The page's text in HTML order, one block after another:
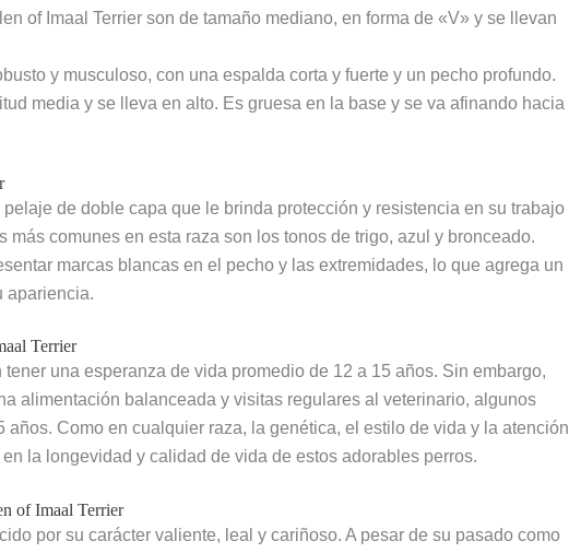
of Imaal Terrier son de tamaño mediano, en forma de «V» y se llevan
y musculoso, con una espalda corta y fuerte y un pecho profundo.
media y se lleva en alto. Es gruesa en la base y se va afinando hacia
pelaje de doble capa que le brinda protección y resistencia en su trabajo
más comunes en esta raza son los tonos de trigo, azul y bronceado.
marcas blancas en el pecho y las extremidades, lo que agrega un
apariencia.
Terrier
tener una esperanza de vida promedio de 12 a 15 años. Sin embargo,
alimentación balanceada y visitas regulares al veterinario, algunos
años. Como en cualquier raza, la genética, el estilo de vida y la atención
la longevidad y calidad de vida de estos adorables perros.
of Imaal Terrier
por su carácter valiente, leal y cariñoso. A pesar de su pasado como